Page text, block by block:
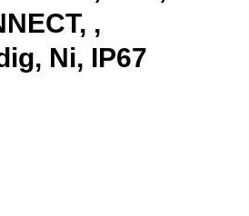
,
Ni, IP67